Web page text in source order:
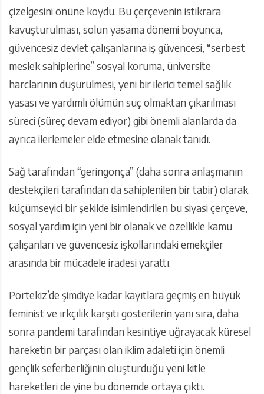
çizelgesini önüne koydu. Bu çerçevenin istikrara
kavuşturulması, solun yasama dönemi boyunca,
güvencesiz devlet çalışanlarına iş güvencesi, “serbest
meslek sahiplerine” sosyal koruma, üniversite
harclarının düşürülmesi, yeni bir ilerici temel sağlık
yasası ve yardımlı ölümün suç olmaktan çıkarılması
süreci (süreç devam ediyor) gibi önemli alanlarda da
ayrıca ilerlemeler elde etmesine olanak tanıdı.
Sağ tarafından “geringonça” (daha sonra anlaşmanın
destekçileri tarafından da sahiplenilen bir tabir) olarak
küçümseyici bir şekilde isimlendirilen bu siyasi çerçeve,
sosyal yardım için yeni bir olanak ve özellikle kamu
çalışanları ve güvencesiz işkollarındaki emekçiler
arasında bir mücadele iradesi yarattı.
Portekiz’de şimdiye kadar kayıtlara geçmiş en büyük
feminist ve ırkçılık karşıtı gösterilerin yanı sıra, daha
sonra pandemi tarafından kesintiye uğrayacak küresel
hareketin bir parçası olan iklim adaleti için önemli
gençlik seferberliğinin oluşturduğu yeni kitle
hareketleri de yine bu dönemde ortaya çıktı.